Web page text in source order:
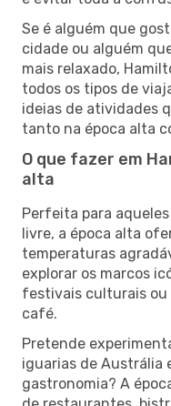
Se é alguém que
cidade ou alguém
mais relaxado,
todos os tipos de
ideias de atividades
tanto na época alta
O que fazer em
alta
Perfeita para
livre, a época alta
temperaturas
explorar os marcos
festivais culturais ou
café.
Pretende
iguarias de Austrália
gastronomia? A